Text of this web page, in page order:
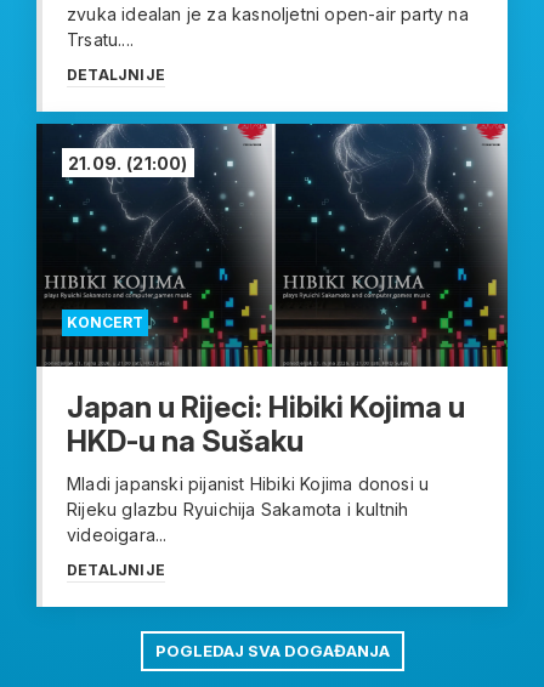
zvuka idealan je za kasnoljetni open-air party na
Trsatu....
DETALJNIJE
KONCERT
21.09. (21:00)
Japan u Rijeci: Hibiki Kojima u
HKD-u na Sušaku
Mladi japanski pijanist Hibiki Kojima donosi u
Rijeku glazbu Ryuichija Sakamota i kultnih
videoigara...
DETALJNIJE
POGLEDAJ SVA DOGAĐANJA